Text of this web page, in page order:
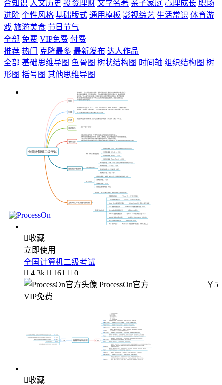
合知识 人文历史 投资理财 文学名著 亲子家庭 心理成长 职场
进阶 个性风格 基础版式 通用模板 影视综艺 生活常识 体育游
戏 旅游美食 节日节气
全部 免费 VIP免费 付费
推荐 热门 克隆最多 最新发布 达人作品
全部 基础思维导图 鱼骨图 树状结构图 时间轴 组织结构图 树
形图 括号图 其他思维导图
收藏
立即使用
全国计算机二级考试
 4.3k  161  0
ProcessOn官方
￥5
VIP免费
收藏